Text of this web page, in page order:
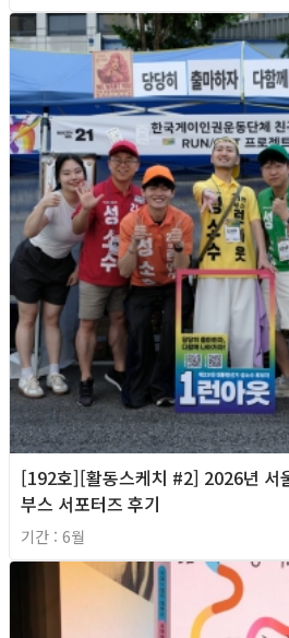
[192호][활동스케치 #2] 2026년 서
부스 서포터즈 후기
기간 : 6월